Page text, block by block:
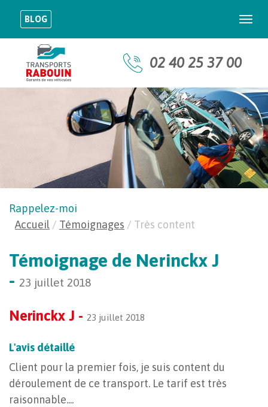
BLOG
02 40 25 37 00
Accueil / Témoignages / Très content
Témoignage de Nerinckx J
- 23 juillet 2018
Nerinckx J - 23 juillet 2018
L'avis détaillé
Client pour la premier fois, je suis content du
déroulement de ce transport. Le tarif est très
raisonnable....
Rappelez-moi